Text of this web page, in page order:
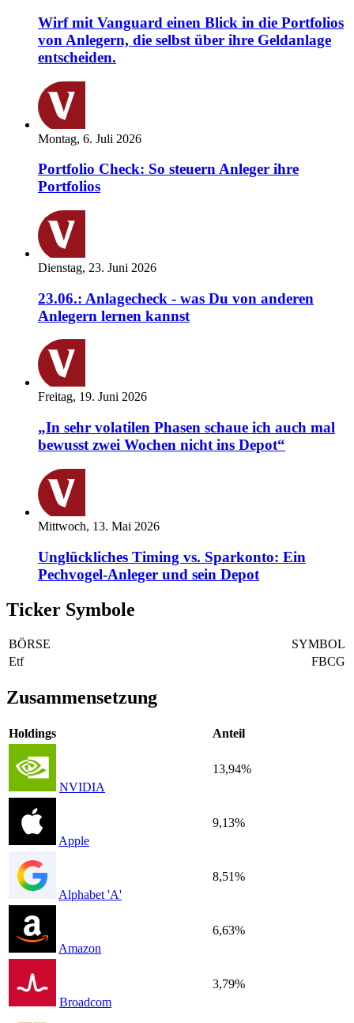
Wirf mit Vanguard einen Blick in die Portfolios
von Anlegern, die selbst über ihre Geldanlage
entscheiden.
Montag, 6. Juli 2026
Portfolio Check: So steuern Anleger ihre
Portfolios
Dienstag, 23. Juni 2026
23.06.: Anlagecheck - was Du von anderen
Anlegern lernen kannst
Freitag, 19. Juni 2026
„In sehr volatilen Phasen schaue ich auch mal
bewusst zwei Wochen nicht ins Depot“
Mittwoch, 13. Mai 2026
Unglückliches Timing vs. Sparkonto: Ein
Pechvogel-Anleger und sein Depot
Ticker Symbole
BÖRSE
SYMBOL
Etf
FBCG
Zusammensetzung
Holdings Anteil
NVIDIA
13,94%
Apple
9,13%
Alphabet 'A'
8,51%
Amazon
6,63%
Broadcom
3,79%